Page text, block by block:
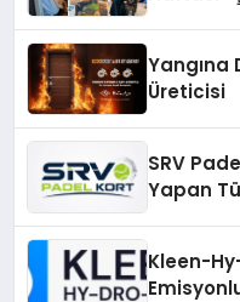
Yangına
Üreticisi
SRV
Yapan
Kleen-